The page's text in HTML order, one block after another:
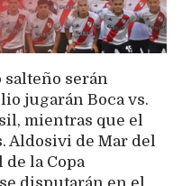
serán
jugarán Boca vs.
mientras que el
Aldosivi de Mar del
de la Copa